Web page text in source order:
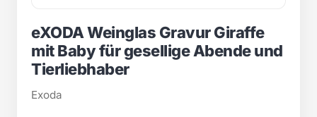
eXODA Weinglas Gravur Giraffe
mit Baby für gesellige Abende und
Tierliebhaber
Exoda